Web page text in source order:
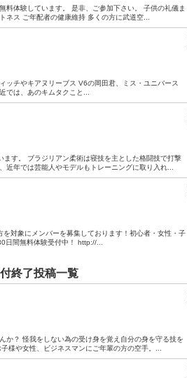
料体験しています。 是非、ご参加下さい。 子供の礼儀ま
ネス ご年配者の健康維持 多くの方に武道空...
ッチやキアヌリーブス V6の岡田君、ミス・ユニバース
では、あのキムタクこと...
す。 ブラジリアン柔術は寝技を主とした格闘技で打撃
年では芸能人やモデルもトレーニングに取り入れ...
対象にメンバーを募集しております！初心者・女性・子
日間無料体験受付中！ http://...
終了投稿一覧
か？ 怪我をしない為の受け身を覚え自分の身を守る技を
様や女性、ビジネスマンにご年輩の方の空手。...